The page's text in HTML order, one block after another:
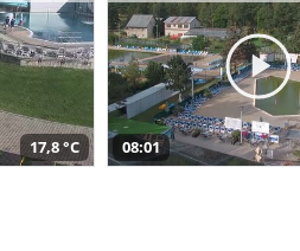
17,8 °C 08:01